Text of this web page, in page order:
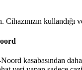
kullandığı
Noord kasabasından